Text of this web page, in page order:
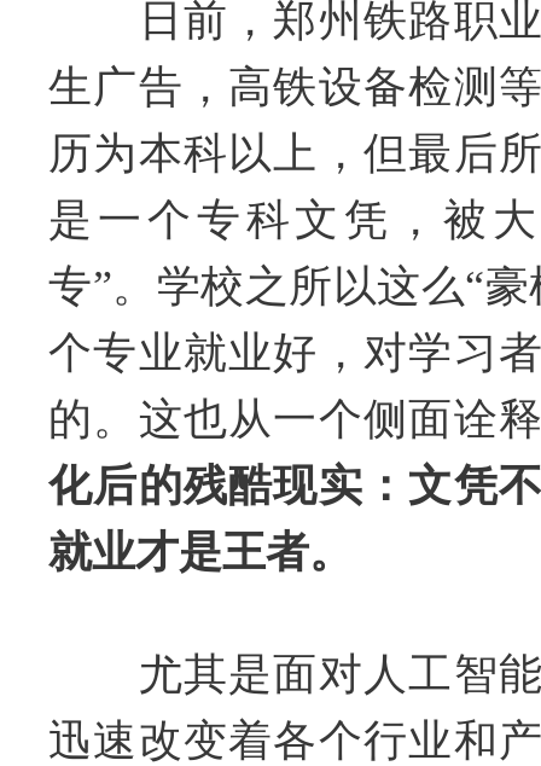
日前，郑州铁路职业
生广告，高铁设备检测
历为本科以上，但最后
是一个专科文凭，被
专”。学校之所以这么“
个专业就业好，对学习
的。这也从一个侧面诠
化后的残酷现实：文凭
就业才是王者。
尤其是面对人工智能
迅速改变着各个行业和